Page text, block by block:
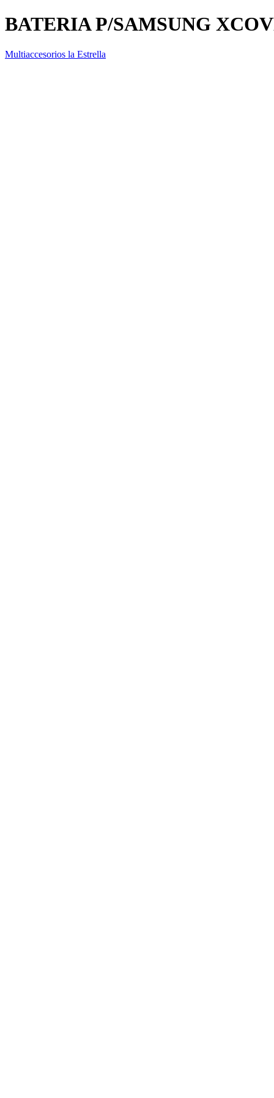
BATERIA P/SAMSUNG
Multiaccesorios la Estrella